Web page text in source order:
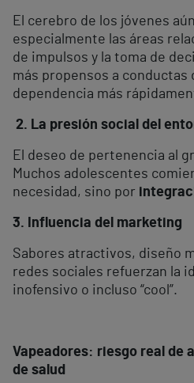
El cerebro de los jóvenes
especialmente las áreas
de impulsos y la toma de
más propensos a conductas
dependencia más
2. La presión social del
El deseo de pertenencia al
Muchos adolescentes
necesidad, sino por
3. Influencia del marketing
Sabores atractivos, diseño
redes sociales refuerzan la
inofensivo o incluso “cool”.
Vapeadores: riesgo real de
de salud